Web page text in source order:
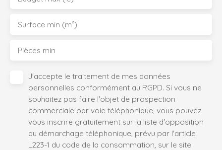
Surface min (m²)
Pièces min
J'accepte le traitement de mes données
personnelles conformément au RGPD. Si vous ne
souhaitez pas faire l'objet de prospection
commerciale par voie téléphonique, vous pouvez
vous inscrire gratuitement sur la liste d'opposition
au démarchage téléphonique, prévu par l'article
L223-1 du code de la consommation, sur le site